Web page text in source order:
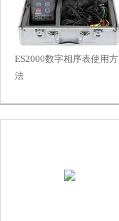
ES2000数字相序表使用方
法